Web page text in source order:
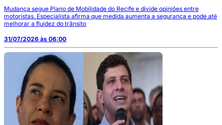
Mudança segue Plano de Mobilidade do Recife e divide opiniões entre
motoristas. Especialista afirma que medida aumenta a segurança e pode até
melhorar a fluidez do trânsito
31/07/2026 às 06:00